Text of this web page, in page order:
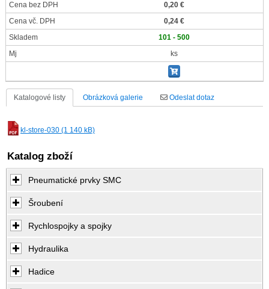
Cena bez DPH
0,20 €
Cena vč. DPH
0,24 €
Skladem
101 - 500
Mj
ks
Katalogové listy Obrázková galerie Odeslat dotaz
kl-store-030 (1 140 kB)
Katalog zboží
Pneumatické prvky SMC
Šroubení
Rychlospojky a spojky
Hydraulika
Hadice